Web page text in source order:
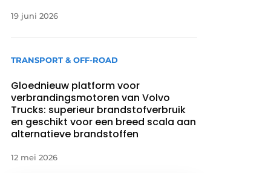
19 juni 2026
TRANSPORT & OFF-ROAD
Gloednieuw platform voor
verbrandingsmotoren van Volvo
Trucks: superieur brandstofverbruik
en geschikt voor een breed scala aan
alternatieve brandstoffen
12 mei 2026